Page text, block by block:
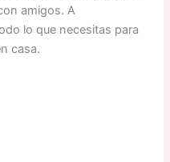
amigos. A
lo que necesitas para
casa.